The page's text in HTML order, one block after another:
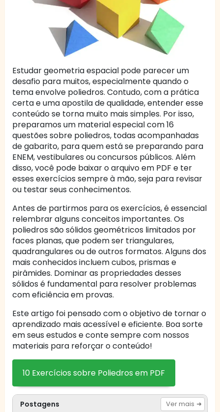
Estudar geometria espacial pode parecer um
desafio para muitos, especialmente quando o
tema envolve poliedros. Contudo, com a prática
certa e uma apostila de qualidade, entender esse
conteúdo se torna muito mais simples. Por isso,
preparamos um material especial com 16
questões sobre poliedros, todas acompanhadas
de gabarito, para quem está se preparando para
ENEM, vestibulares ou concursos públicos. Além
disso, você pode baixar o arquivo em PDF e ter
esses exercícios sempre à mão, seja para revisar
ou testar seus conhecimentos.
Antes de partirmos para os exercícios, é essencial
relembrar alguns conceitos importantes. Os
poliedros são sólidos geométricos limitados por
faces planas, que podem ser triangulares,
quadrangulares ou de outros formatos. Alguns dos
mais conhecidos incluem cubos, prismas e
pirâmides. Dominar as propriedades desses
sólidos é fundamental para resolver problemas
com eficiência em provas.
Este artigo foi pensado com o objetivo de tornar o
aprendizado mais acessível e eficiente. Boa sorte
em seus estudos e conte sempre com nossos
materiais para reforçar o conteúdo!
10 Exercícios sobre Poliedros em PDF
Postagens Ver mais